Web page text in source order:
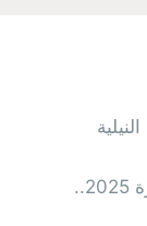
النيلية
دليلك لأجمل الخيم الرمضانية في القاهرة 2025..